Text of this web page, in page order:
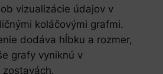
vizualizácie údajov v
koláčovými grafmi.
dodáva hĺbku a rozmer,
grafy vyniknú v